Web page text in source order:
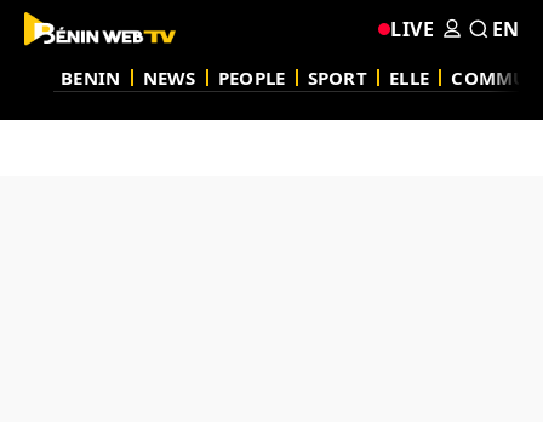
BENIN NEWS PEOPLE SPORT ELLE
LIVE EN